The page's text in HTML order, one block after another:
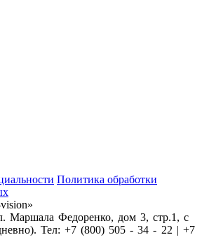
Политика обработки
Маршала Федоренко, дом 3, стр.1, с
Тел: +7 (800) 505 - 34 - 22 | +7